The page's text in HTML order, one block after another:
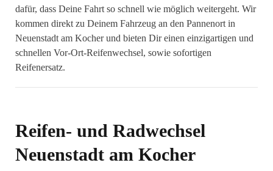
dafür, dass Deine Fahrt so schnell wie möglich weitergeht. Wir
kommen direkt zu Deinem Fahrzeug an den Pannenort in
Neuenstadt am Kocher und bieten Dir einen einzigartigen und
schnellen Vor-Ort-Reifenwechsel, sowie sofortigen
Reifenersatz.
Reifen- und Radwechsel
Neuenstadt am Kocher